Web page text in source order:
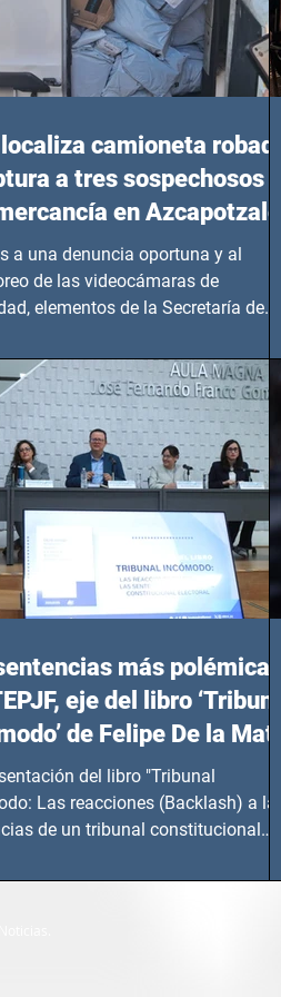
camioneta robada
a tres sospechosos
en Azcapotzalco
a una denuncia oportuna y al
de las videocámaras de
elementos de la Secretaría de
más polémicas
eje del libro ‘Tribunal
de Felipe De la Mata
del libro "Tribunal
Las reacciones (Backlash) a las
de un tribunal constitucional